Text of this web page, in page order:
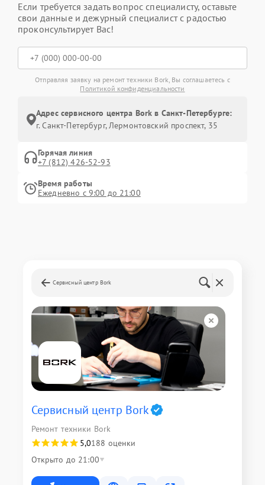
Если требуется задать вопрос специалисту, оставьте
свои данные и дежурный специалист с радостью
проконсультирует Вас!
Отправляя заявку на ремонт техники Bork, Вы соглашаетесь с
Политикой конфиденциальности
Адрес сервисного центра Bork в Санкт-Петербурге:
г. Санкт-Петербург, Лермонтовский проспект, 35
Горячая линия
+7 (812) 426-52-93
Время работы
Ежедневно с 9:00 до 21:00
Сервисный центр Bork
Сервисный центр Bork
Ремонт техники Bork
5,0188 оценки
Открыто до 21:00